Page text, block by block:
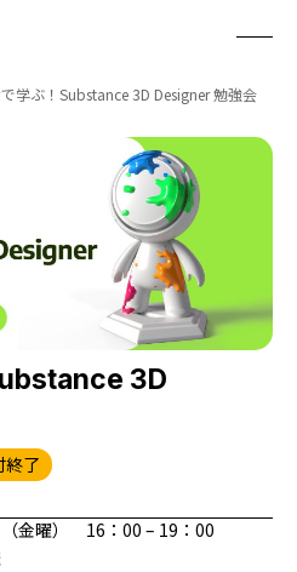
CGWORLD
月刊誌
別冊
CGWORLD.jp
チュートリアル
学ぶ！Substance 3D Designer 勉強会
3D
終了
金曜） 16：00 – 19：00